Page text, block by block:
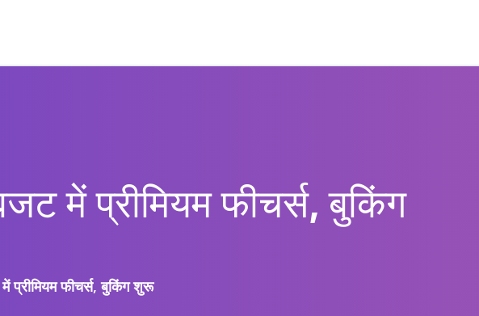
में प्रीमियम फीचर्स, बुकिंग
फीचर्स, बुकिंग शुरू